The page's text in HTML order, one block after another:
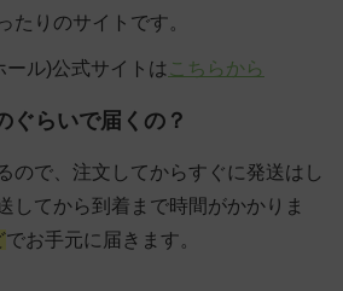
たりのサイトです。
ル)公式サイトは こちらから
ぐらいで届くの？
ので、注文してからすぐに発送はし
してから到着まで時間がかかりま
でお手元に届きます。